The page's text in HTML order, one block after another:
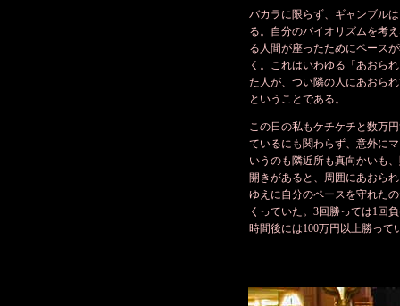
バカラに限らず、ギャンブル
る。自分のバイオリズムを考
る人間が座ったためにペース
く。これはいわゆる「あおら
た人が、つい隣の人にあおら
ということである。
この日の私もケチケチと数万
ているにも関わらず、意外に
いうのも隣近所も真向かいも
開きがあると、周囲にあおら
ゆえに自分のペースを守れた
くっていた。3回勝っては1回
時間後には100万円以上勝って